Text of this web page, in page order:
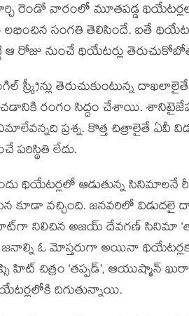
వారంలో మూతపడ్డ
సంగతి తెలిసిందే. ఐతే
ఆ రోజు నుంచే థియేటర్లు
స్క్రీన్లు తెరుచుకుంటున్న
రంగం సిద్ధం చేశాయి.
ప్రశ్న. కొత్త చిత్రాలైతే ఏవీ
లేదు.
థియేటర్లలో ఆడుతున్న సినిమాలనే
కూడా వచ్చింది. జనవరిలో విడుదలై
నిలిచిన అజయ్ దేవగణ్ సినిమా
జనాల్ని ఓ మోస్తరుగా అయినా
హిట్ చిత్రం ‘తప్పడ్’, ఆయుష్మాన్
దిగుతున్నాయి.